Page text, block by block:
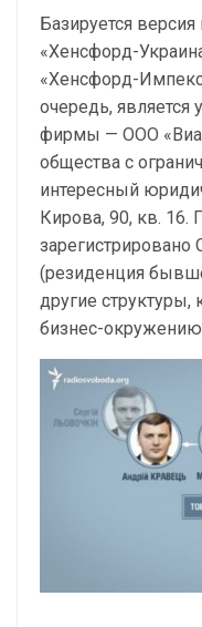
Базируется
«Хенсфорд-
«Хенсфорд-
очередь,
фирмы — ООО
общества с
интересный
Кирова, 90, кв. 16.
(резиденция
другие
бизнес-окружению